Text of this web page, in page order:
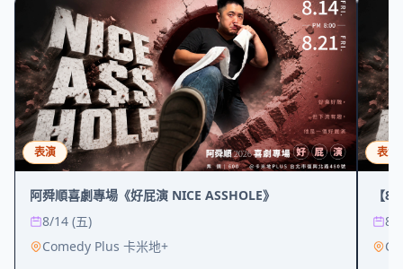
表演
阿舜順喜劇專場《好屁演 NICE ASSHOLE》
8/14 (五)
Comedy Plus 卡米地+
表演
【
8/